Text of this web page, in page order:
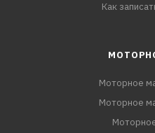
Как
Моторное
Моторное